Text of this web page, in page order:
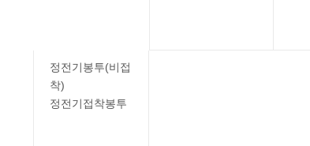
정전기봉투(비접
착)
정전기접착봉투